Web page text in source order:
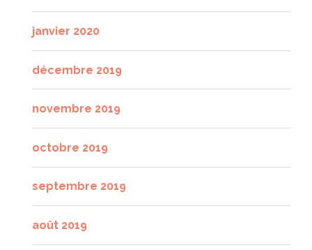
janvier 2020
décembre 2019
novembre 2019
octobre 2019
septembre 2019
août 2019